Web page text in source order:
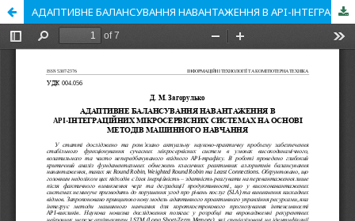
АДАПТИВНЕ БАЛАНСУВАННЯ НАВАНТАЖЕННЯ В API-ІНТЕГРАЦІЙНИХ МІКРОСЕРВІСНИХ СИСТЕМАХ НА ОСНОВІ МЕТОДІВ МАШИННОГО НАВЧАННЯ